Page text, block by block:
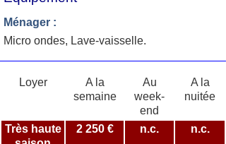
Ménager :
Micro ondes, Lave-vaisselle.
Loyer
A la
semaine
Au
week-
end
A la
nuitée
Très haute
2 250 € n.c. n.c.